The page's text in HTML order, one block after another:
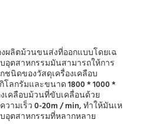
ผลิตม้วนขนส่งที่ออกแบบโดยเฉ
อุตสาหกรรมมันสามารถให้การ
นิดของวัสดุเครื่องเคลือบ
ลกรัมและขนาด 1800 * 1000 *
เคลือบม้วนที่ขับเคลื่อนด้วย
ามเร็ว 0-20m / min, ทําให้มันเห
อุตสาหกรรมที่หลากหลาย